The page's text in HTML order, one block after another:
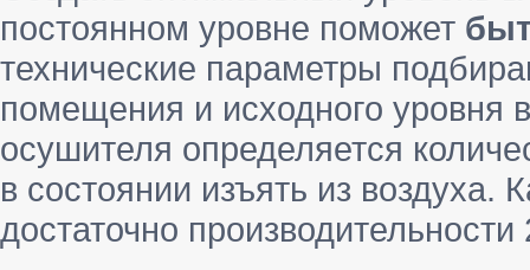
постоянном уровне поможет
технические параметры
помещения и исходного уровня
осушителя определяется
в состоянии изъять из воздуха.
достаточно производительности